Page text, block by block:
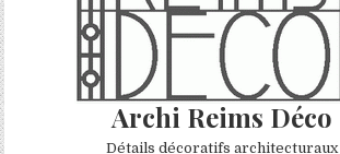
Archi Reims Déco
Détails décoratifs architecturaux